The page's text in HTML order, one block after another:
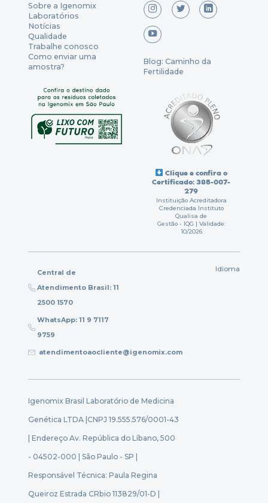
Sobre a Igenomix
Laboratórios
Notícias
Qualidade
Trabalhe conosco
Como enviar uma
amostra?
Blog: Caminho da
Fertilidade
Clique e confira o
Certificado: 385-007-
279
Instituição Acreditadora
Credenciada Instituto
Qualisa de
Gestão - IQG | Validade:
10/2026
Central de
Atendimento Brasil: 11
2500 1570
WhatsApp: 11 9 7117
9759
atendimentoaocliente@igenomix.com
Idioma
Igenomix Brasil Laboratório de Medicina
Genética LTDA | CNPJ 19.555.576/0001-43
| Endereço Av. República do Líbano, 500
- 04502-000 | São Paulo - SP |
Responsável Técnica: Paula Regina
Queiroz Estrada CRbio 113829/01-D |